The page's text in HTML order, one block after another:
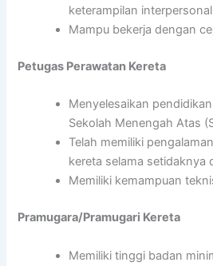
keterampilan
Mampu bekerja dengan
Petugas Perawatan Kereta
Menyelesaikan
Sekolah Menengah Atas
Telah memiliki
kereta selama setidaknya
Memiliki kemampuan
Pramugara/Pramugari Kereta
Memiliki tinggi badan